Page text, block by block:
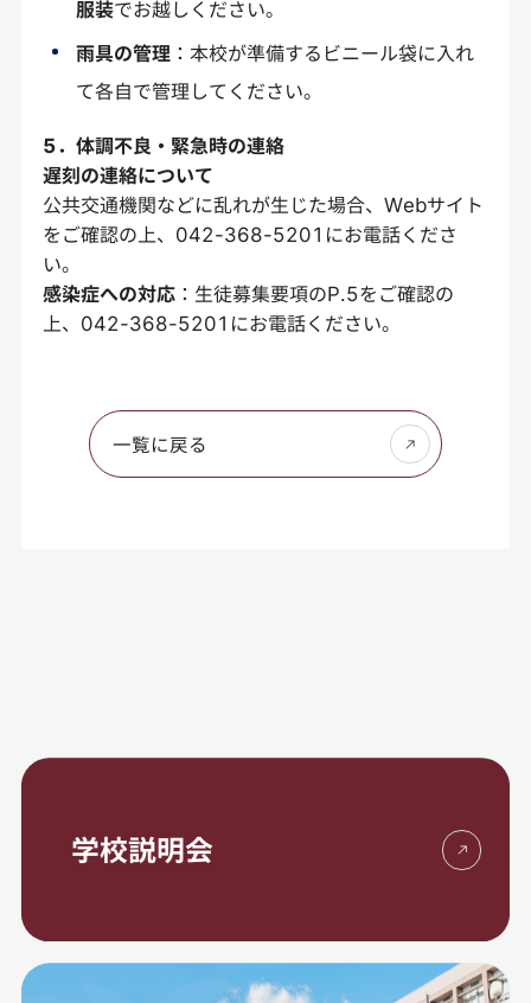
服装でお越しください。
雨具の管理 ：本校が準備するビニール袋に入れ
て各自で管理してください。
5．体調不良・緊急時の連絡
遅刻の連絡について
公共交通機関などに乱れが生じた場合、Webサイト
をご確認の上、042-368-5201にお電話くださ
い。
感染症への対応：生徒募集要項のP.5をご確認の
上、042-368-5201にお電話ください。
一覧に戻る
学校説明会